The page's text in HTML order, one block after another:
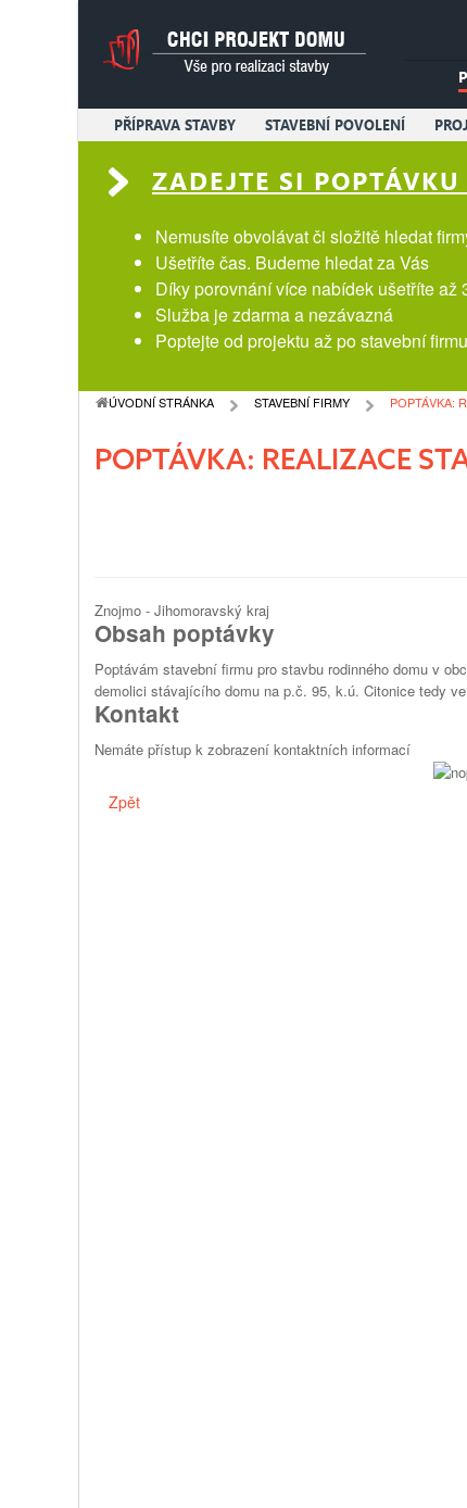
PŘÍPRAVA STAVBY STAVEBNÍ POVOLENÍ
ZADEJTE SI
Nemusíte obvolávat či složitě hledat
Ušetříte čas. Budeme hledat za Vás
Díky porovnání více nabídek ušetříte až
Služba je zdarma a nezávazná
Poptejte od projektu až po stavební
ÚVODNÍ STRÁNKA STAVEBNÍ FIRMY POPTÁVKA:
POPTÁVKA: REALIZACE
Znojmo - Jihomoravský kraj
Obsah poptávky
Poptávám stavební firmu pro stavbu rodinného domu v
demolici stávajícího domu na p.č. 95, k.ú. Citonice tedy
Kontakt
Nemáte přístup k zobrazení kontaktních informací
Zpět